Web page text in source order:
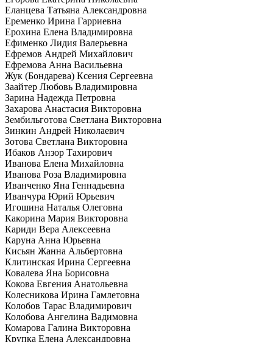
Еланцева Татьяна Александровна
Еременко Ирина Гарриевна
Ерохина Елена Владимировна
Ефименко Лидия Валерьевна
Ефремов Андрей Михайлович
Ефремова Анна Васильевна
Жук (Бондарева) Ксения Сергеевна
Заайтер Любовь Владимировна
Зарина Надежда Петровна
Захарова Анастасия Викторовна
Зембильготова Светлана Викторовна
Зинкин Андрей Николаевич
Зотова Светлана Викторовна
Ибаков Анзор Тахирович
Иванова Елена Михайловна
Иванова Роза Владимировна
Иванченко Яна Геннадьевна
Иванчура Юрий Юрьевич
Игошина Наталья Олеговна
Какорина Мария Викторовна
Кариди Вера Алексеевна
Каруна Анна Юрьевна
Кисьян Жанна Альбертовна
Клитинская Ирина Сергеевна
Ковалева Яна Борисовна
Кокова Евгения Анатольевна
Колесникова Ирина Гамлетовна
Колобов Тарас Владимирович
Колобова Ангелина Вадимовна
Комарова Галина Викторовна
Крупка Елена Александровна